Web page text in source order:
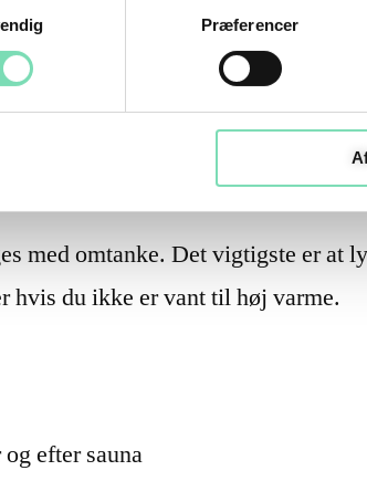
Præferencer
og
være
med omtanke. Det vigtigste er at
hvis du ikke er vant til høj varme.
efter sauna